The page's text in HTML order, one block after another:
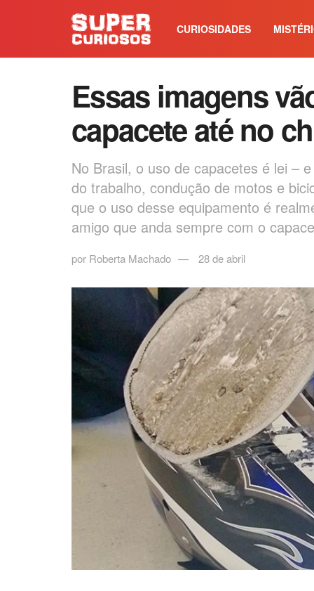
CURIOSIDADES
Essas imagens
capacete até no
No Brasil, o uso de capacetes é lei –
do trabalho, condução de motos e
que o uso desse equipamento é
amigo que anda sempre com o
por Roberta Machado 28 de abril